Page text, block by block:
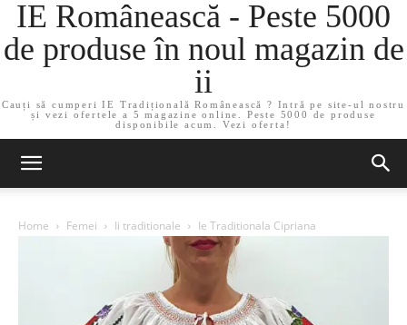
IE Românească - Peste 5000
de produse în noul magazin de
ii
Cauți să cumperi IE Tradițională Românească ? Intră pe site-ul nostru
și vezi ofertele a 5 magazine online. Peste 5000 de produse
disponibile acum. Vezi oferta!
Home Femei Ii traditionale Ie Traditionala Cipriana